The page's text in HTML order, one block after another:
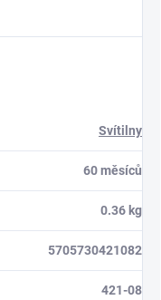
Svítilny
60 měsíců
0.36 kg
5705730421082
421-08